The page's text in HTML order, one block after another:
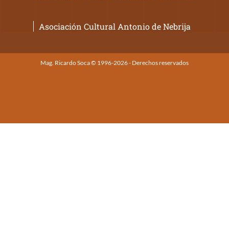
Asociación Cultural Antonio de Nebrija
Mag. Ricardo Soca © 1996-2026 - Derechos reservados